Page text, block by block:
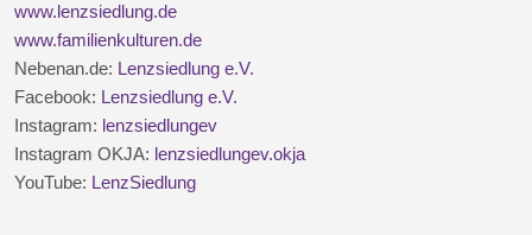
www.lenzsiedlung.de
www.familienkulturen.de
Nebenan.de: Lenzsiedlung e.V.
Facebook: Lenzsiedlung e.V.
Instagram: lenzsiedlungev
Instagram OKJA: lenzsiedlungev.okja
YouTube: LenzSiedlung